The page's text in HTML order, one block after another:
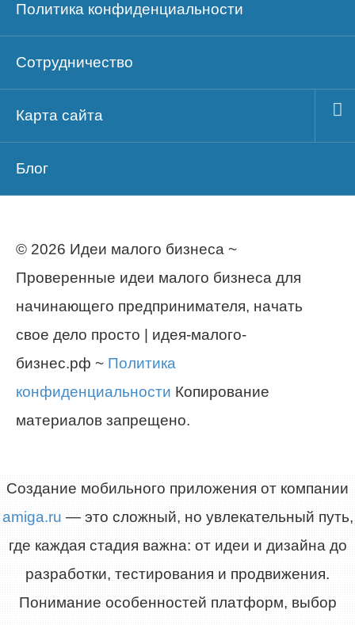
Политика конфиденциальности
Сотрудничество
Карта сайта
Блог
© 2026 Идеи малого бизнеса ~
Проверенные идеи малого бизнеса для
начинающего предпринимателя, начать
свое дело просто | идея-малого-
бизнес.рф ~ Политика
конфиденциальности Копирование
материалов запрещено.
Создание мобильного приложения от компании
amiga.ru — это сложный, но увлекательный путь,
где каждая стадия важна: от идеи и дизайна до
разработки, тестирования и продвижения.
Понимание особенностей платформ, выбор